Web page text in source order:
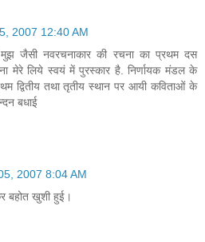
2007 12:40 AM
जैसी नवरचनाकार की रचना का प्रथम दस
मेरे लिये स्वयं में पुरस्कार है. निर्णायक मंडल के
द्वितीय तथा तृतीय स्थान पर आयी कविताओं के
बधाई
2007 8:04 AM
बहोत खुशी हुई।